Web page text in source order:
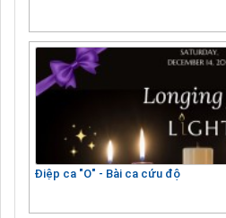
Điệp ca "O" - Bài ca cứu độ